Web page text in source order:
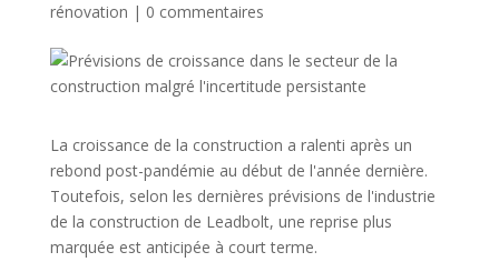
rénovation | 0 commentaires
La croissance de la construction a ralenti après un
rebond post-pandémie au début de l'année dernière.
Toutefois, selon les dernières prévisions de l'industrie
de la construction de Leadbolt, une reprise plus
marquée est anticipée à court terme.